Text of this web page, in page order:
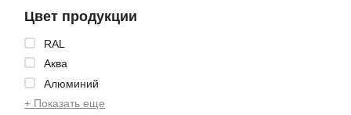
Цвет продукции
RAL
Аква
Алюминий
+ Показать еще